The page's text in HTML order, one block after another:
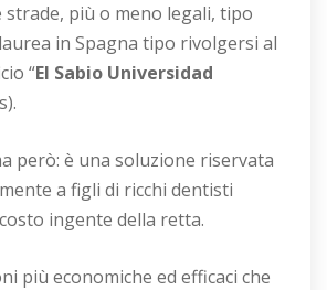
strade, più o meno legali, tipo
in Spagna tipo rivolgersi al
“El Sabio Universidad
però: è una soluzione riservata
a figli di ricchi dentisti
ingente della retta.
più economiche ed efficaci che